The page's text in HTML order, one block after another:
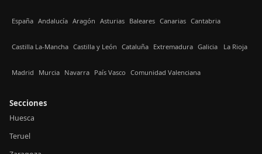
España Andalucía Aragón Asturias Baleares Canarias Cantabria
Castilla La-Mancha Castilla y León Cataluña Extremadura Galicia La Rioja
Madrid Murcia Navarra País Vasco Comunidad Valenciana
Secciones
Huesca
Teruel